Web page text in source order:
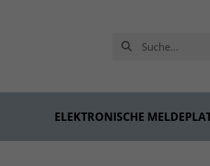
ELEKTRONISCHE